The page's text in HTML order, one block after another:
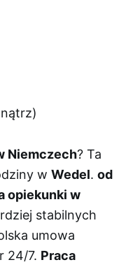
Niemczech? Ta
w Wedel. od
opiekunki w
stabilnych
umowa
24/7. Praca